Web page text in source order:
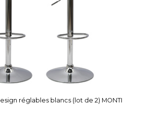
réglables blancs (lot de 2) MONTI